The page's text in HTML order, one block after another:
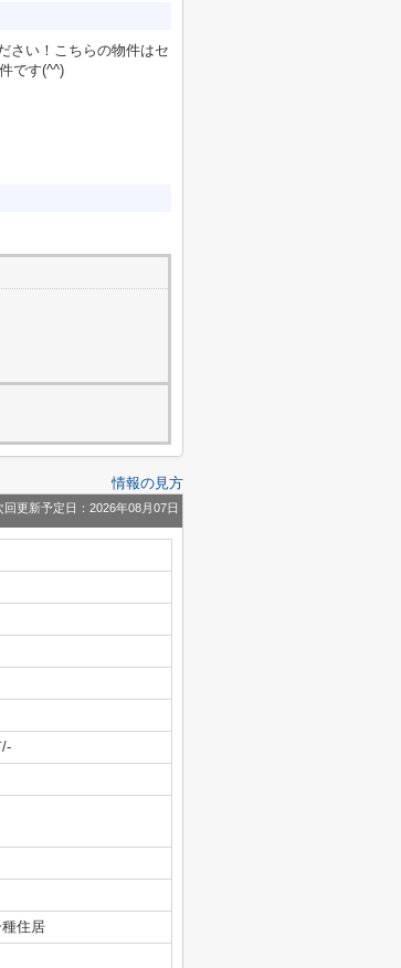
さい！こちらの物件はセ
です(^^)
情報の見方
回更新予定日：2026年08月07日
/-
住居